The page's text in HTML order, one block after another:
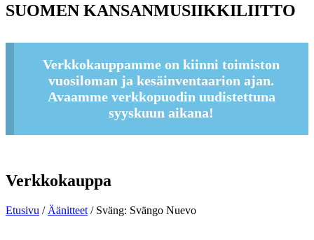
SUOMEN KANSANMUSIIKKILIITTO
Verkkokauppamme on kiinni toimiston
vuosiloman ja kesäinventaarion ajan.
Avaamme verkkopuodin uudistettuna
syyskuun aikana!
Verkkokauppa
Etusivu / Äänitteet / Sväng: Svängo Nuevo